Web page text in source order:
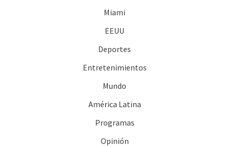
Miami
EEUU
Deportes
Entretenimientos
Mundo
América Latina
Programas
Opinión